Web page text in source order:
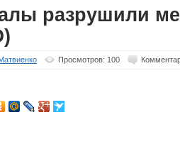
разрушили
Просмотров: 100